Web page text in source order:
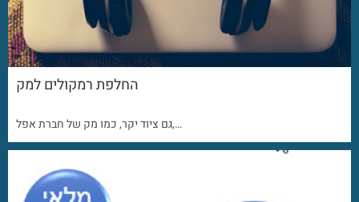
החלפת רמקולים למק
גם ציוד יקר, כמו מק של חברת אפל,…